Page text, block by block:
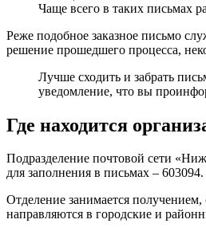
Чаще всего в таких письмах
Реже подобное заказное письмо
решение прошедшего процесса,
Лучше сходить и забрать
уведомление, что вы
Где находится
Подразделение почтовой сети
для заполнения в письмах – 603094.
Отделение занимается
направляются в городские и